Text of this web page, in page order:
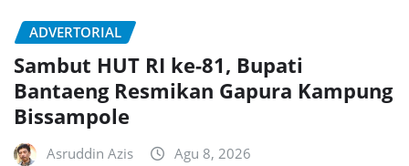
ADVERTORIAL
Sambut HUT RI ke-81, Bupati
Bantaeng Resmikan Gapura Kampung
Bissampole
Asruddin Azis Agu 8, 2026